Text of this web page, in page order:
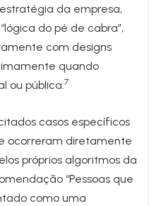
da empresa,
do pé de cabra”,
com designs
quando
ou pública.7
casos específicos
ocorreram diretamente
próprios algoritmos da
“Pessoas que
como uma